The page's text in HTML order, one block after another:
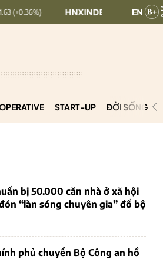
HNXINDEX: 293.44 + 0.25 (+0.09%)
START-UP ĐỜI SỐNG
bị 50.000 căn nhà ở xã hội
“làn sóng chuyên gia” đổ bộ
phủ chuyển Bộ Công an hồ